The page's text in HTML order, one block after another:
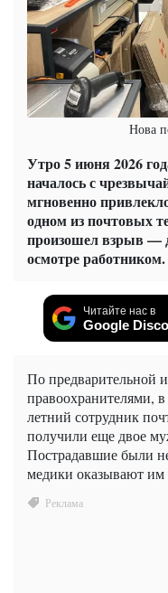
Нова
Утро 5 июня 2026
началось с
мгновенно
одном из почтовых
произошел взрыв —
осмотре работником.
Читайте нас в
Google
По предварительной
правоохранителями, в
летний сотрудник
получили еще двое
Пострадавшие были
медики оказывают